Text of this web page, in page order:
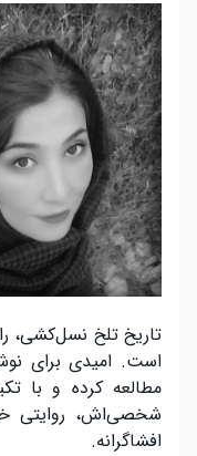
تاریخ تلخ نسل‌کشی،
است. امیدی برای
مطالعه کرده و با
شخصی‌اش، روایتی
افشاگرانه.